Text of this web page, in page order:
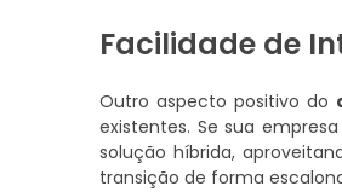
Facilidade de
Outro aspecto positivo do
existentes. Se sua
solução híbrida,
transição de forma